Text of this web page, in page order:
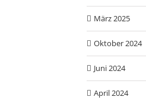
März 2025
Oktober 2024
Juni 2024
April 2024